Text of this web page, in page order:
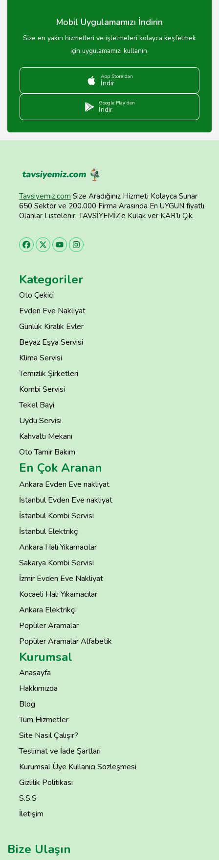
Mobil Uygulamamızı İndirin
Size en yakın hizmetleri ve işletmeleri kolayca keşfetmek
için uygulamamızı kullanın.
App Store'dan
İndir
Google Play'den
İndir
Tavsiyemiz.com Size Aradığınız Hizmeti Kolayca Sunar
650 Sektör ve 200.000 Firma Arasında En UYGUN fiyatlı
Olanlar Listelenir. TAVSİYEMİZ’e Kulak ver KAR’lı Çık.
Kategoriler
Oto Çekici
Evden Eve Nakliyat
Günlük Kiralık Evler
Beyaz Eşya Servisi
Klima Servisi
Temizlik Şirketleri
Kombi Servisi
Tekel Bayi
Uydu Servisi
Kahvaltı Mekanı
Oto Tamir Bakım
En Çok Aranan
Ankara Evden Eve nakliyat
İstanbul Evden Eve nakliyat
İstanbul Kombi Servisi
İstanbul Elektrikçi
Ankara Halı Yıkamacılar
Sakarya Kombi Servisi
İzmir Evden Eve Nakliyat
Kocaeli Halı Yıkamacılar
Ankara Elektrikçi
Popüler Aramalar
Popüler Aramalar Alfabetik
Kurumsal
Anasayfa
Hakkımızda
Blog
Tüm Hizmetler
Site Nasıl Çalışır?
Teslimat ve İade Şartları
Kurumsal Üye Kullanıcı Sözleşmesi
Gizlilik Politikası
S.S.S
İletişim
Bize Ulaşın